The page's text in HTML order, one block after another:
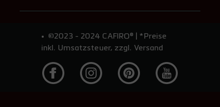
©2023 - 2024 CAFIRO® | *Preise
inkl. Umsatzsteuer, zzgl. Versand